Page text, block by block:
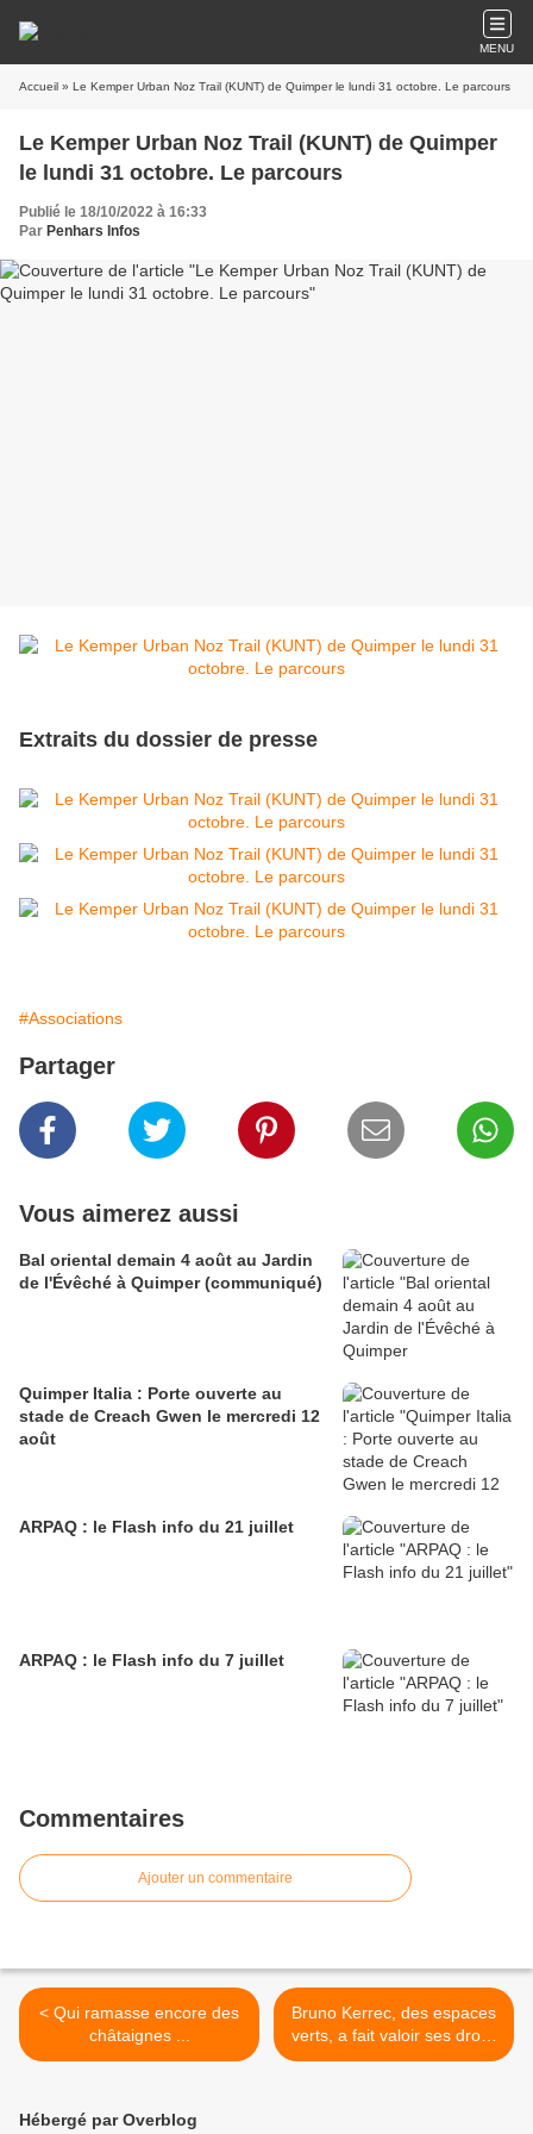
MENU
Accueil » Le Kemper Urban Noz Trail (KUNT) de Quimper le lundi 31 octobre. Le parcours
Le Kemper Urban Noz Trail (KUNT) de Quimper
le lundi 31 octobre. Le parcours
Publié le 18/10/2022 à 16:33
Par Penhars Infos
Extraits du dossier de presse
#Associations
Partager
Vous aimerez aussi
Bal oriental demain 4 août au Jardin
de l'Évêché à Quimper (communiqué)
Quimper Italia : Porte ouverte au
stade de Creach Gwen le mercredi 12
août
ARPAQ : le Flash info du 21 juillet
ARPAQ : le Flash info du 7 juillet
Commentaires
Ajouter un commentaire
< Qui ramasse encore des
châtaignes ...
Bruno Kerrec, des espaces
verts, a fait valoir ses droits
à la retraite >
Hébergé par Overblog